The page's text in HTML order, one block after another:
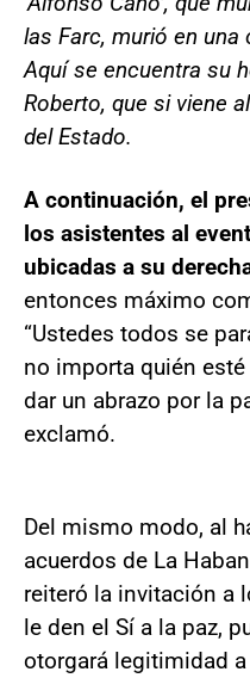
las Farc, murió en
Aquí se encuentra su
Roberto, que si viene
del Estado.
A continuación, el
los asistentes al
ubicadas a su
entonces máximo
“Ustedes todos se
no importa quién esté
dar un abrazo por la
exclamó.
Del mismo modo, al
acuerdos de La
reiteró la invitación a
le den el Sí a la paz,
otorgará legitimidad